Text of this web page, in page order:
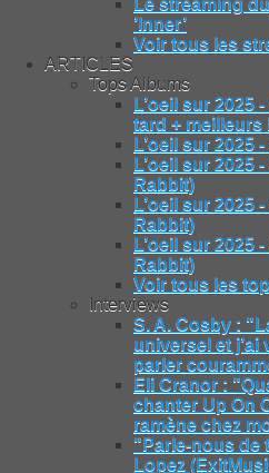
Le streaming
’Inner’
Voir tous les
ARTICLES
Tops Albums
L’oeil sur 2025
tard + meilleurs
L’oeil sur 2025
L’oeil sur 2025
Rabbit)
L’oeil sur 2025
Rabbit)
L’oeil sur 2025
Rabbit)
Voir tous les
Interviews
S. A. Cosby :
universel et j’ai
parler
Eli Cranor :
chanter Up On
ramène chez
"Parle-nous de
Lopez